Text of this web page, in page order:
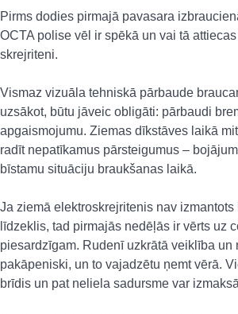
Pirms dodies pirmajā pavasara
OCTA polise vēl ir spēkā un vai tā
skrejriteni.
Vismaz vizuāla tehniskā pārbaude
uzsākot, būtu jāveic obligāti: pārbaudi
apgaismojumu. Ziemas dīkstāves laikā
radīt nepatīkamus pārsteigumus –
bīstamu situāciju braukšanas laikā.
Ja ziemā elektroskrejritenis nav
līdzeklis, tad pirmajās nedēļās ir vērts uz
piesardzīgam. Rudenī uzkrātā veiklība un
pakāpeniski, un to vajadzētu ņemt vērā.
brīdis un pat neliela sadursme var